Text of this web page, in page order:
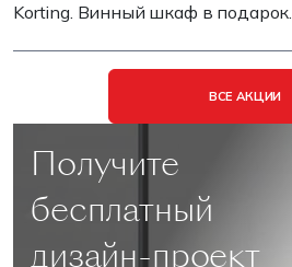
Korting. Винный шкаф в подарок.
ВСЕ АКЦИИ
Получите
бесплатный
дизайн-проект